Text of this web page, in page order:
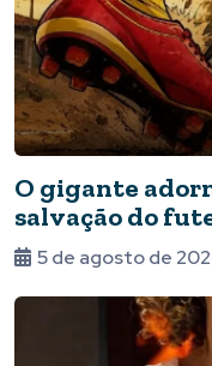
O gigante
salvação do
do Estado e da
5 de agosto de